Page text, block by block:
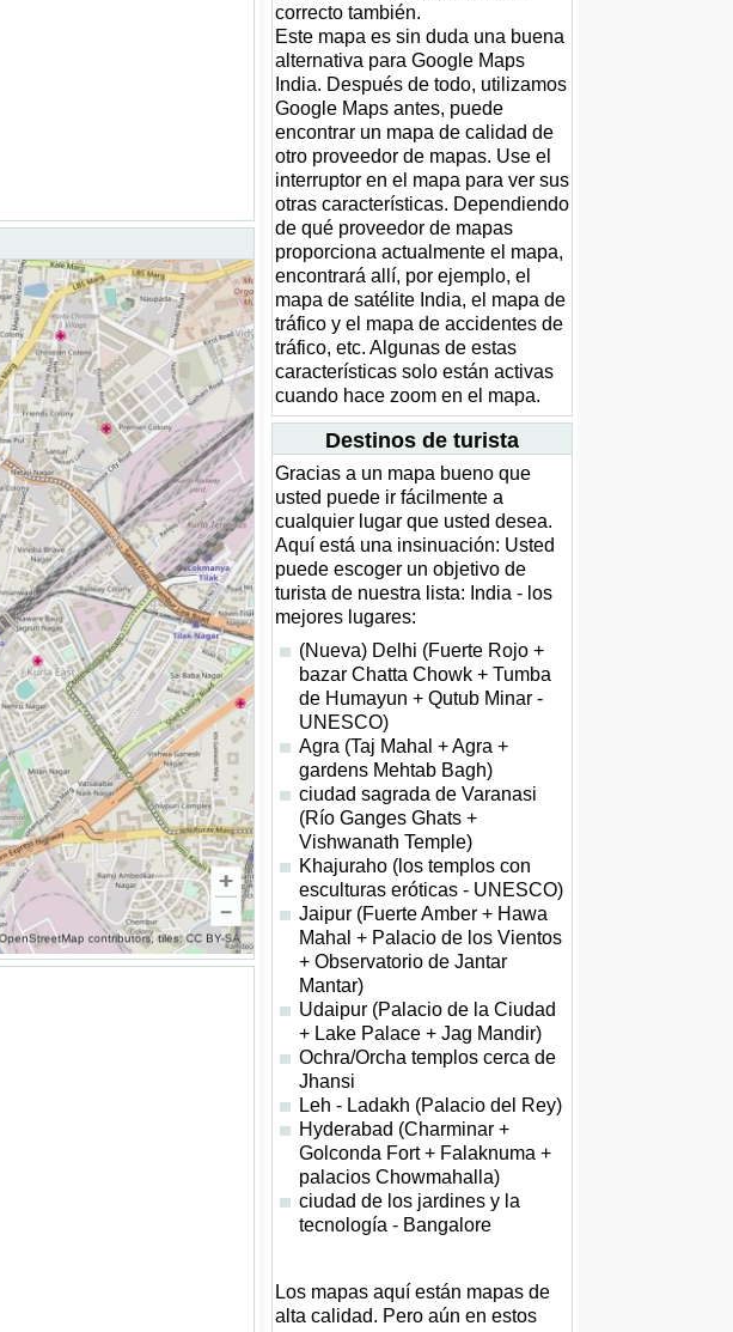
correcto también.
Este mapa es sin duda una buena
alternativa para Google Maps
India. Después de todo, utilizamos
Google Maps antes, puede
encontrar un mapa de calidad de
otro proveedor de mapas. Use el
interruptor en el mapa para ver sus
otras características. Dependiendo
de qué proveedor de mapas
proporciona actualmente el mapa,
encontrará allí, por ejemplo, el
mapa de satélite India, el mapa de
tráfico y el mapa de accidentes de
tráfico, etc. Algunas de estas
características solo están activas
cuando hace zoom en el mapa.
Destinos de turista
Gracias a un mapa bueno que
usted puede ir fácilmente a
cualquier lugar que usted desea.
Aquí está una insinuación: Usted
puede escoger un objetivo de
turista de nuestra lista: India - los
mejores lugares:
(Nueva) Delhi (Fuerte Rojo +
bazar Chatta Chowk + Tumba
de Humayun + Qutub Minar -
UNESCO)
Agra (Taj Mahal + Agra +
gardens Mehtab Bagh)
ciudad sagrada de Varanasi
(Río Ganges Ghats +
Vishwanath Temple)
Khajuraho (los templos con
esculturas eróticas - UNESCO)
Jaipur (Fuerte Amber + Hawa
Mahal + Palacio de los Vientos
+ Observatorio de Jantar
Mantar)
Udaipur (Palacio de la Ciudad
+ Lake Palace + Jag Mandir)
Ochra/Orcha templos cerca de
Jhansi
Leh - Ladakh (Palacio del Rey)
Hyderabad (Charminar +
Golconda Fort + Falaknuma +
palacios Chowmahalla)
ciudad de los jardines y la
tecnología - Bangalore
Los mapas aquí están mapas de
alta calidad. Pero aún en estos